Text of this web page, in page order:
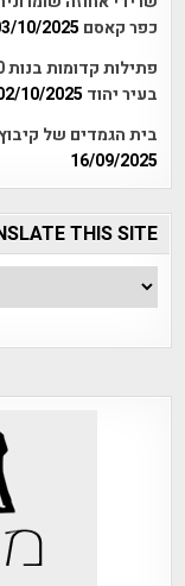
כפר קאסם 10/2025
בעיר יהוד 10/2025
בית הגמדים של
16/09/2025
THIS SITE!